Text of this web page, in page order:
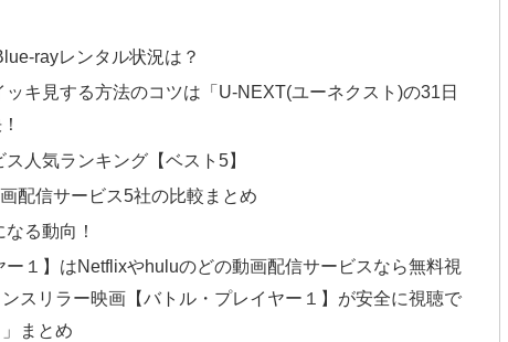
rayレンタル状況は？
キ見する方法のコツは「U-NEXT(ユーネクスト)の31日
人気ランキング【ベスト5】
配信サービス5社の比較まとめ
る動向！
１】はNetflixやhuluのどの動画配信サービスなら無料視
スリラー映画【バトル・プレイヤー１】が安全に視聴で
まとめ